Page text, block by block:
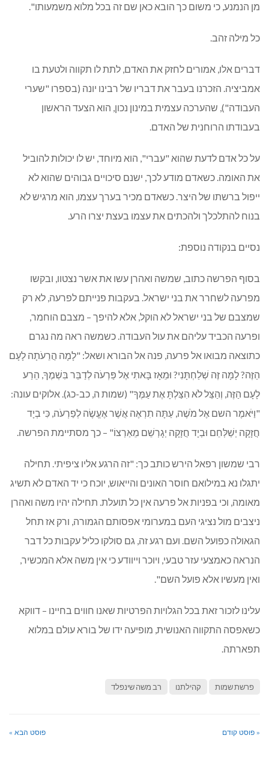
מן הנמנע, כי משום כך הובא כאן שם זה בכל מלוא משמעותו".
כל מילה זהב.
דברים אלו, אמורים לחזק את האדם, לתת לו תקווה ולטעת בו
אמביציה. הזכרנו בעבר את דבריו של רבינו יונה (בספרו "שערי
העבודה"), שהערכה עצמית במינון נכון, הוא הצעד הראשון
בעבודתו הרוחנית של האדם.
על כל אדם לדעת שהוא "עברי", הוא מיוחד, יש לו יכולות להוביל
את האומה. כשאדם מודע לכך, ישנם סיכויים גבוהים שהוא לא
ייפול ברשתו של היצר. כשאדם מכיר בערך עצמו, הוא מרגיש לא
בנוח להתלכלך ולהכתים את עצמו בעצת יצרו הרע.
נסיים בנקודה נוספת:
בסוף הפרשה כתוב, שמשה ואהרן עשו את אשר נצטוו, ובקשו
מפרעה לשחרר את בני ישראל. בעקבות פנייתם לפרעה, לא רק
שמצבם של בני ישראל לא הוקל, אלא להיפך – מצבם הוחמר,
ופרעה הכביד עליהם את עול העבודה. כשמשה ראה מה נגרם
כתוצאה מבואו אל פרעה, פנה אל הבורא ושאל: "לָמָה הֲרֵעֹתָה לָעָם
הַזֶּה? לָמָּה זֶּה שְׁלַחְתָּנִי? וּמֵאָז בָּאתִי אֶל פַּרְעֹה לְדַבֵּר בִּשְׁמֶךָ, הֵרַע
לָעָם הַזֶּה, וְהַצֵּל לֹא הִצַּלְתָּ אֶת עַמֶּךָ" (שמות ה, כב-כג). אלוקים עונה:
"וַיֹּאמֶר השם אֶל מֹשֶׁה, עַתָּה תִרְאֶה אֲשֶׁר אֶעֱשֶׂה לְפַרְעֹה, כִּי בְיָד
חֲזָקָה יְשַׁלְּחֵם וּבְיָד חֲזָקָה יְגָרְשֵׁם מֵאַרְצוֹ" – כך מסתיימת הפרשה.
רבי שמשון רפאל הירש כותב כך: "זה הרגע אליו ציפיתי. תחילה
יתגלו נא במילואם חוסר האונים והייאוש, יוכח כי יד האדם לא תשיג
מאומה, וכי בפניות אל פרעה אין כל תועלת. תחילה יהיו משה ואהרן
ניצבים מול נציגי העם במערומי אפסותם הגמורה, ורק אז תחל
הגאולה כפועל השם. ועם רגע זה, גם סולקו כליל עקבות כל דבר
הנראה כאמצעי עזר טבעי, ויוכר וייוודע כי אין משה אלא המכשיר,
ואין מעשיו אלא פועל השם".
עלינו לזכור זאת בכל הגלויות הפרטיות שאנו חווים בחיינו – דווקא
כשאפסה התקווה האנושית, מופיעה ידו של בורא עולם במלוא
תפארתה.
פרשת שמות קהילתנו רב משה שינפלד
« פוסט קודם פוסט הבא »